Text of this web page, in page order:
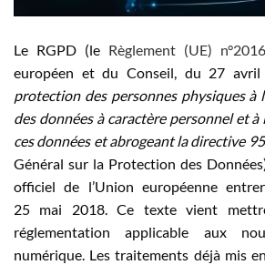
Le RGPD (le Règlement (UE)
européen et du Conseil, du 27 avril
protection des personnes physiques à
des données à caractère personnel et
ces données et abrogeant la directive
Général sur la Protection des
officiel de l’Union européenne
25 mai 2018. Ce texte vient
réglementation applicable aux
numérique. Les traitements déjà mis